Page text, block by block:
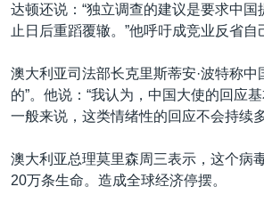
达顿还说：“独立调查的建议是要求中
止日后重蹈覆辙。”他呼吁成竞业反省自
澳大利亚司法部长克里斯蒂安·波特称中
的”。他说：“我认为，中国大使的回应
一般来说，这类情绪性的回应不会持续
澳大利亚总理莫里森周三表示，这个病
20万条生命。造成全球经济停摆。